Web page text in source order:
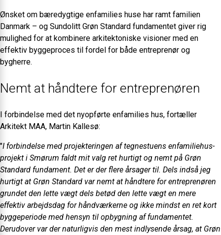
Ønsket om bæredygtige enfamilies huse har ramt familien
Danmark – og Sundolitt Grøn Standard fundamentet giver rig
mulighed for at kombinere arkitektoniske visioner med en
effektiv byggeproces til fordel for både entreprenør og
bygherre.
Nemt at håndtere for entreprenøren
I forbindelse med det nyopførte enfamilies hus, fortæller
Arkitekt MAA, Martin Kallesø:
"I forbindelse med projekteringen af tegnestuens enfamiliehus-
projekt i Smørum faldt mit valg ret hurtigt og nemt på Grøn
Standard fundament. Det er der flere årsager til. Dels indså jeg
hurtigt at Grøn Standard var nemt at håndtere for entreprenøren
grundet den lette vægt dels betød den lette vægt en mere
effektiv arbejdsdag for håndværkerne og ikke mindst en ret kort
byggeperiode med hensyn til opbygning af fundamentet.
Derudover var der naturligvis den mest indlysende årsag, at Grøn